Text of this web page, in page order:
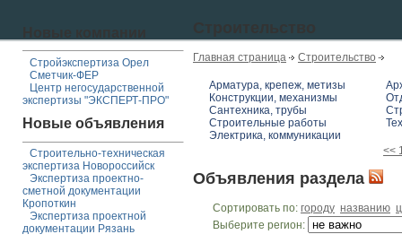
Стройэкспертиза Орел
Сметчик-ФЕР
Центр негосударственной
экспертизы "ЭКСПЕРТ-ПРО"
Новые объявления
Строительно-техническая
экспертиза Новороссийск
Экспертиза проектно-
сметной документации
Кропоткин
Экспертиза проектной
документации Рязань
Главная страница Строительство
Арматура, крепеж, метизы
Конструкции, механизмы
Сантехника, трубы
Строительные работы
Электрика, коммуникации
<<
Объявления раздела
Сортировать по: городу названию
Выберите регион: